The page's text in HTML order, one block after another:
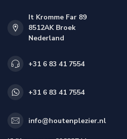
It Kromme Far 89
8512AK Broek
Nederland
+31 6 83 41 7554
+31 6 83 41 7554
info@houtenplezier.nl